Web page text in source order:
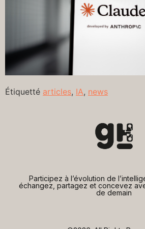
Étiquetté articles, IA, news
Participez à l’évolution de
échangez, partagez et concevez
de demain